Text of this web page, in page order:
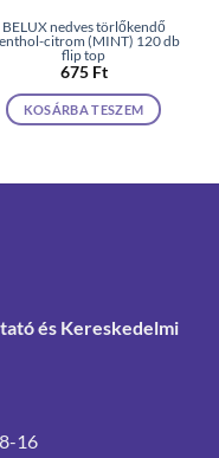
BELUX nedves törlőkendő
citrom (MINT) 120 db
flip top
675 Ft
KOSÁRBA TESZEM
és Kereskedelmi
16